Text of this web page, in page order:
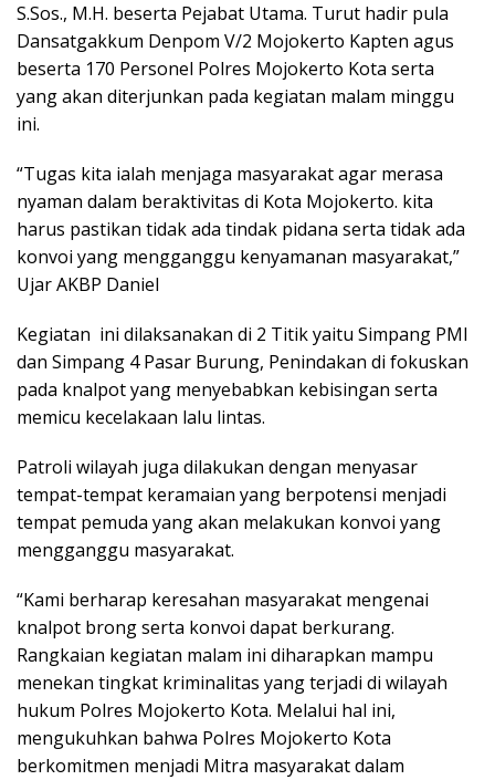
S.Sos., M.H. beserta Pejabat Utama. Turut hadir pula
Dansatgakkum Denpom V/2 Mojokerto Kapten agus
beserta 170 Personel Polres Mojokerto Kota serta
yang akan diterjunkan pada kegiatan malam minggu
ini.
“Tugas kita ialah menjaga masyarakat agar merasa
nyaman dalam beraktivitas di Kota Mojokerto. kita
harus pastikan tidak ada tindak pidana serta tidak ada
konvoi yang mengganggu kenyamanan masyarakat,”
Ujar AKBP Daniel
Kegiatan ini dilaksanakan di 2 Titik yaitu Simpang PMI
dan Simpang 4 Pasar Burung, Penindakan di fokuskan
pada knalpot yang menyebabkan kebisingan serta
memicu kecelakaan lalu lintas.
Patroli wilayah juga dilakukan dengan menyasar
tempat-tempat keramaian yang berpotensi menjadi
tempat pemuda yang akan melakukan konvoi yang
mengganggu masyarakat.
“Kami berharap keresahan masyarakat mengenai
knalpot brong serta konvoi dapat berkurang.
Rangkaian kegiatan malam ini diharapkan mampu
menekan tingkat kriminalitas yang terjadi di wilayah
hukum Polres Mojokerto Kota. Melalui hal ini,
mengukuhkan bahwa Polres Mojokerto Kota
berkomitmen menjadi Mitra masyarakat dalam